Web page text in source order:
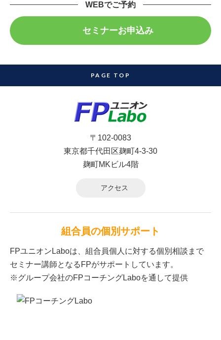
WEBでご予約
セミナーお申込み
PAGE TOP
〒102-0083
東京都千代田区麹町4-3-30
麹町MKビル4階
アクセス
組合員の個別サポート
FPユニオンLaboは、組合員個人に対する個別相談まで
セミナー講師となるFPがサポートしています。
※グループ会社のFPコーチングLaboを通して提供